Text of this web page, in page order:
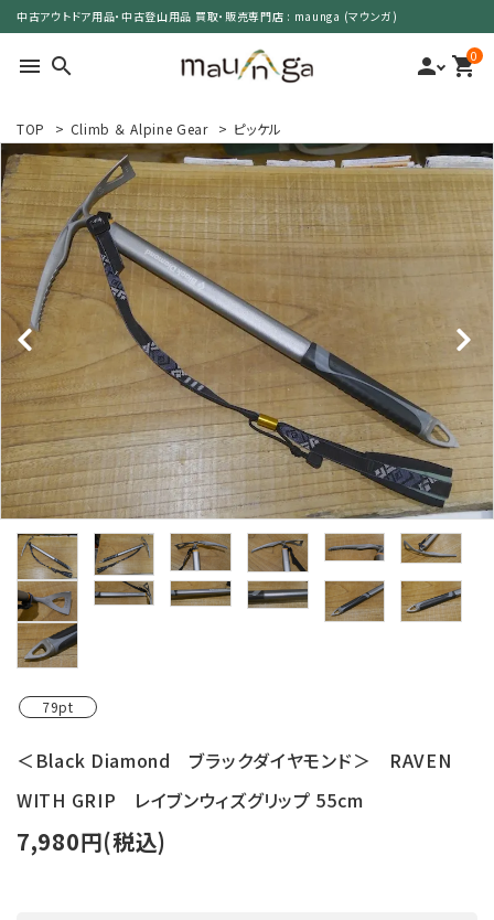
中古アウトドア用品・中古登山用品 買取・販売専門店 : maunga (マウンガ)
menu search person 0
shopping_cart
search
カテゴリーで選ぶ
サイズで選ぶ
特集で選ぶ
価格で選ぶ
買取案内
レンタル・修理
店舗情報
POLICY
INFORMATION
ACCOUNT MENU
ようこそ ゲスト 様
meeting_room ログイン person 新規会員登録
TOP > Climb ＆ Alpine Gear > ピッケル
79pt
＜Black Diamond ブラックダイヤモンド＞ RAVEN
WITH GRIP レイブンウィズグリップ 55cm
7,980円(税込)